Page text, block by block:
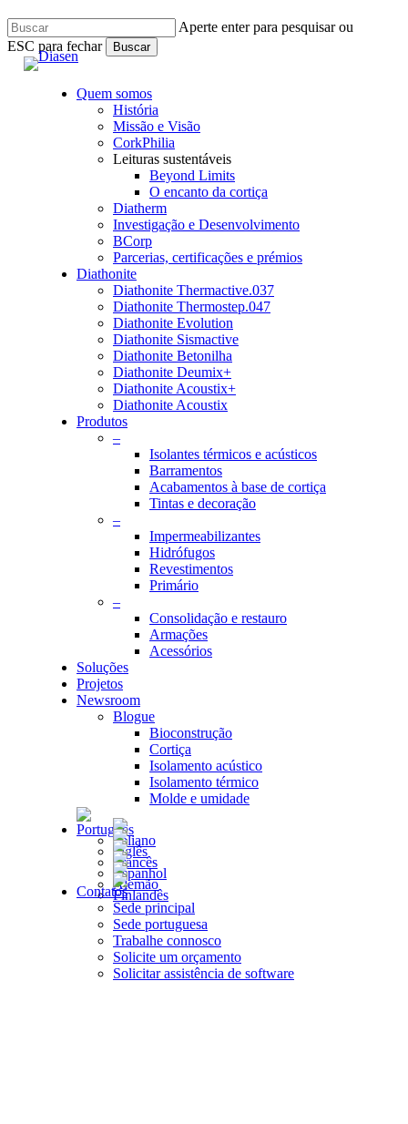
to
main
content
Aperte enter para pesquisar ou
ESC para fechar
Buscar
Close
Quem somos
História
Missão e Visão
CorkPhilia
Leituras sustentáveis
Beyond Limits
O encanto da cortiça
Diatherm
Investigação e Desenvolvimento
BCorp
Parcerias, certificações e prémios
Diathonite
Diathonite Thermactive.037
Diathonite Thermostep.047
Diathonite Evolution
Diathonite Sismactive
Diathonite Betonilha
Diathonite Deumix+
Diathonite Acoustix+
Diathonite Acoustix
Produtos
–
Isolantes térmicos e acústicos
Barramentos
Acabamentos à base de cortiça
Tintas e decoração
–
Impermeabilizantes
Hidrófugos
Revestimentos
Primário
–
Consolidação e restauro
Armações
Acessórios
Soluções
Projetos
Newsroom
Blogue
Bioconstrução
Cortiça
Isolamento acústico
Isolamento térmico
Molde e umidade
Contatos
Sede principal
Sede portuguesa
Trabalhe connosco
Solicite um orçamento
Solicitar assistência de software